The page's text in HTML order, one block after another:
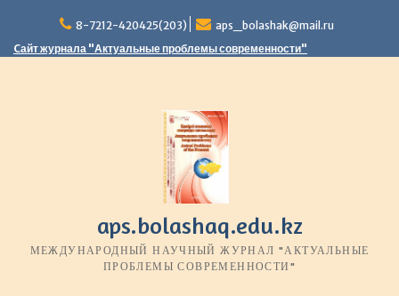
8-7212-420425(203)
aps_bolashak@mail.ru
Cайт журнала "Актуальные проблемы современности"
aps.bolashaq.edu.kz
МЕЖДУНАРОДНЫЙ НАУЧНЫЙ ЖУРНАЛ "АКТУАЛЬНЫЕ
ПРОБЛЕМЫ СОВРЕМЕННОСТИ"